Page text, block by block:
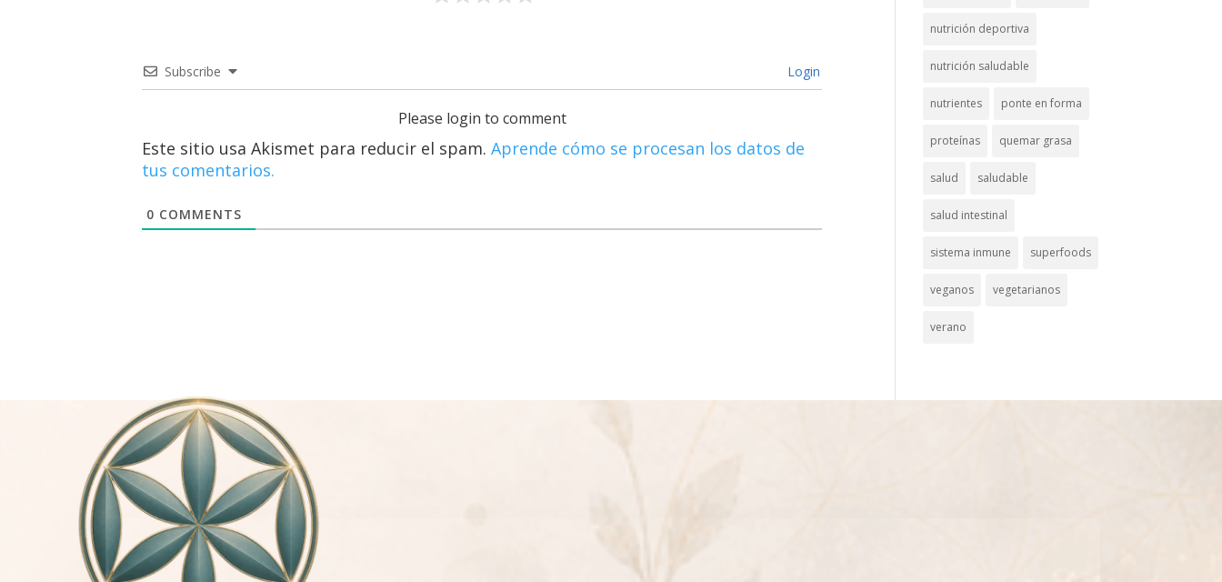
Subscribe Login
Please login to comment
Este sitio usa Akismet para reducir el spam.Aprende cómo se procesan los datos de
tus comentarios.
0 COMMENTS
nutrición deportiva
nutrición saludable
nutrientes ponte en forma
proteínas quemar grasa
salud saludable
salud intestinal
sistema inmune superfoods
veganos vegetarianos
verano